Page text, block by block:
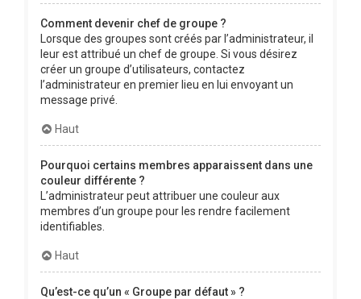
Comment devenir chef de groupe ?
Lorsque des groupes sont créés par l’administrateur, il
leur est attribué un chef de groupe. Si vous désirez
créer un groupe d’utilisateurs, contactez
l’administrateur en premier lieu en lui envoyant un
message privé.
Haut
Pourquoi certains membres apparaissent dans une
couleur différente ?
L’administrateur peut attribuer une couleur aux
membres d’un groupe pour les rendre facilement
identifiables.
Haut
Qu’est-ce qu’un « Groupe par défaut » ?